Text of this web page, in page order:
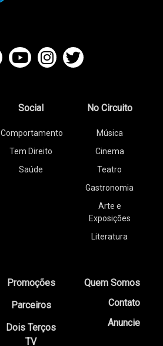
Social
Comportamento
Tem Direito
Saúde
No Circuito
Música
Cinema
Teatro
Gastronomia
Arte e
Exposições
Literatura
Promoções
Parceiros
Dois Terços
TV
Quem Somos
Contato
Anuncie